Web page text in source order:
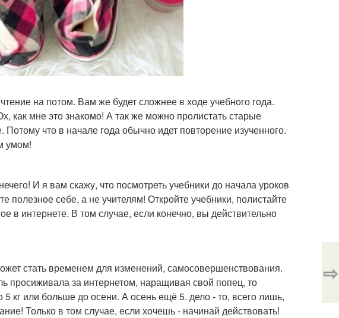
на потом. Вам же будет сложнее в ходе учебного года.
как мне это знакомо! А так же можно пролистать старые
что в начале года обычно идет повторение изученного.
умом!
И я вам скажу, что посмотреть учебники до начала уроков
полезное себе, а не учителям! Откройте учебники, полистайте
в интернете. В том случае, если конечно, вы действительно
стать временем для изменений, самосовершенствования.
просиживала за интернетом, наращивая свой попец, то
кг или больше до осени. А осень ещё 5. дело - то, всего лишь,
Только в том случае, если хочешь - начинай действовать!
⇨